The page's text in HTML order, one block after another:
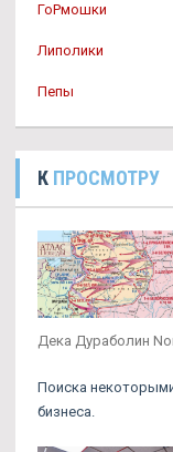
ГоРмошки
Липолики
Пепы
К ПРОСМОТРУ
Дека Дураболин
Поиска
бизнеса.